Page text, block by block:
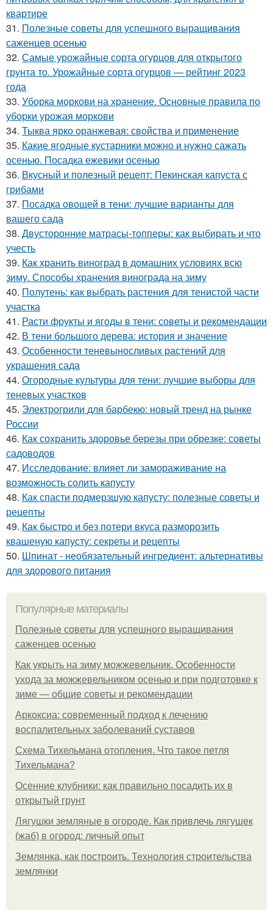
квартире
31. Полезные советы для успешного выращивания
саженцев осенью
32. Самые урожайные сорта огурцов для открытого
грунта то. Урожайные сорта огурцов — рейтинг 2023
года
33. Уборка моркови на хранение. Основные правила по
уборки урожая моркови
34. Тыква ярко оранжевая: свойства и применение
35. Какие ягодные кустарники можно и нужно сажать
осенью. Посадка ежевики осенью
36. Вкусный и полезный рецепт: Пекинская капуста с
грибами
37. Посадка овощей в тени: лучшие варианты для
вашего сада
38. Двусторонние матрасы-топперы: как выбирать и что
учесть
39. Как хранить виноград в домашних условиях всю
зиму. Способы хранения винограда на зиму
40. Полутень: как выбрать растения для тенистой части
участка
41. Расти фрукты и ягоды в тени: советы и рекомендации
42. В тени большого дерева: история и значение
43. Особенности теневыносливых растений для
украшения сада
44. Огородные культуры для тени: лучшие выборы для
теневых участков
45. Электрогрили для барбекю: новый тренд на рынке
России
46. Как сохранить здоровье березы при обрезке: советы
садоводов
47. Исследование: влияет ли замораживание на
возможность солить капусту
48. Как спасти подмерзшую капусту: полезные советы и
рецепты
49. Как быстро и без потери вкуса разморозить
квашеную капусту: секреты и рецепты
50. Шпинат - необязательный ингредиент: альтернативы
для здорового питания
Популярные материалы
Полезные советы для успешного выращивания
саженцев осенью
Как укрыть на зиму можжевельник. Особенности
ухода за можжевельником осенью и при подготовке к
зиме — общие советы и рекомендации
Аркоксиа: современный подход к лечению
воспалительных заболеваний суставов
Схема Тихельмана отопления. Что такое петля
Тихельмана?
Осенние клубники: как правильно посадить их в
открытый грунт
Лягушки земляные в огороде. Как привлечь лягушек
(жаб) в огород: личный опыт
Землянка, как построить. Технология строительства
землянки